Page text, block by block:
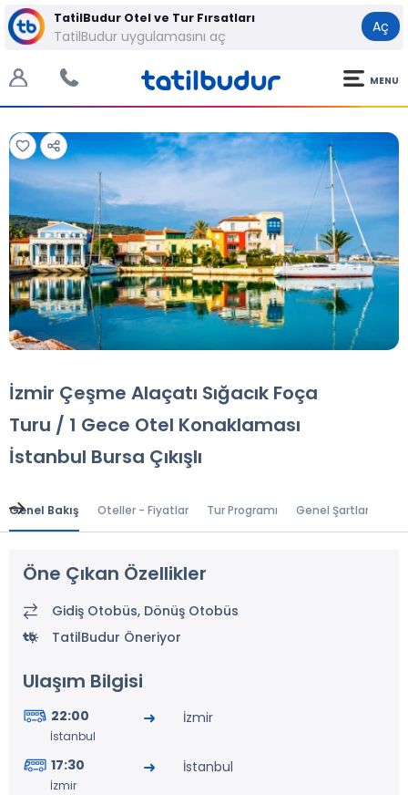
TatilBudur Otel ve Tur Fırsatları
TatilBudur uygulamasını aç
Aç
MENU
Tüm Fotoğraflar
İzmir Çeşme Alaçatı Sığacık Foça
Turu / 1 Gece Otel Konaklaması
İstanbul Bursa Çıkışlı
Genel Bakış Oteller - Fiyatlar Tur Programı Genel Şartlar
Öne Çıkan Özellikler
Gidiş Otobüs, Dönüş Otobüs
TatilBudur Öneriyor
Ulaşım Bilgisi
22:00
İstanbul
İzmir
17:30
İzmir
İstanbul